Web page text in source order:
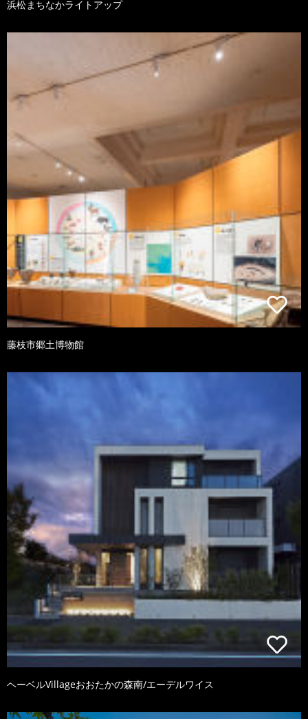
浜松まちなかライトアップ
藤枝市郷土博物館
ヘーベルVillageおおたかの森南/エーデルワイス